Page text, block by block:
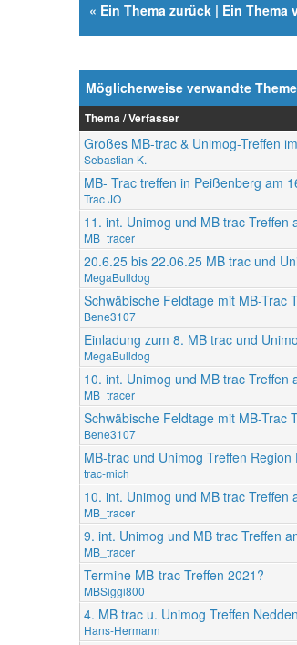
« Ein Thema zurück | Ein Thema
Möglicherweise verwandte
Thema / Verfasser
Großes MB-trac & Unimog-Treffen
Sebastian K.
MB- Trac treffen in Peißenberg am
Trac JO
11. int. Unimog und MB trac
MB_tracer
20.6.25 bis 22.06.25 MB trac und
MegaBulldog
Schwäbische Feldtage mit MB-Trac
Bene3107
Einladung zum 8. MB trac und
MegaBulldog
10. int. Unimog und MB trac
MB_tracer
Schwäbische Feldtage mit MB-Trac
Bene3107
MB-trac und Unimog Treffen
trac-mich
10. int. Unimog und MB trac
MB_tracer
9. int. Unimog und MB trac Treffen
MB_tracer
Termine MB-trac Treffen 2021?
MBSiggi800
4. MB trac u. Unimog Treffen
Hans-Hermann